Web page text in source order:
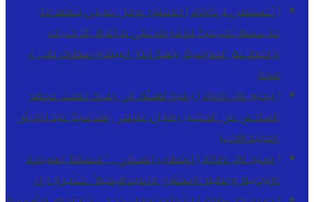
[ أغسطس 1, 2026 ]
الدكتور نوفل كديلي يتفقد 12
مؤسسة تعليمية للإشراف على مراقبة الداخليات
والمطاعم المدرسية بجهة الدار البيضاء-سطاتطب و
صحة
[ يوليو 30, 2026 ]
برقية تهنئة الى جلالة الملك محمد
السادس من الدكتور رضوان غنيمي بمناسبة عيد العرش
المجيدالاخبار
[ يوليو 30, 2026 ]
الخطاب الملكي .. “فلسفة السيادة
الإيجابية وجدلية الاستقرار والديناميكية”كتاب و اراء